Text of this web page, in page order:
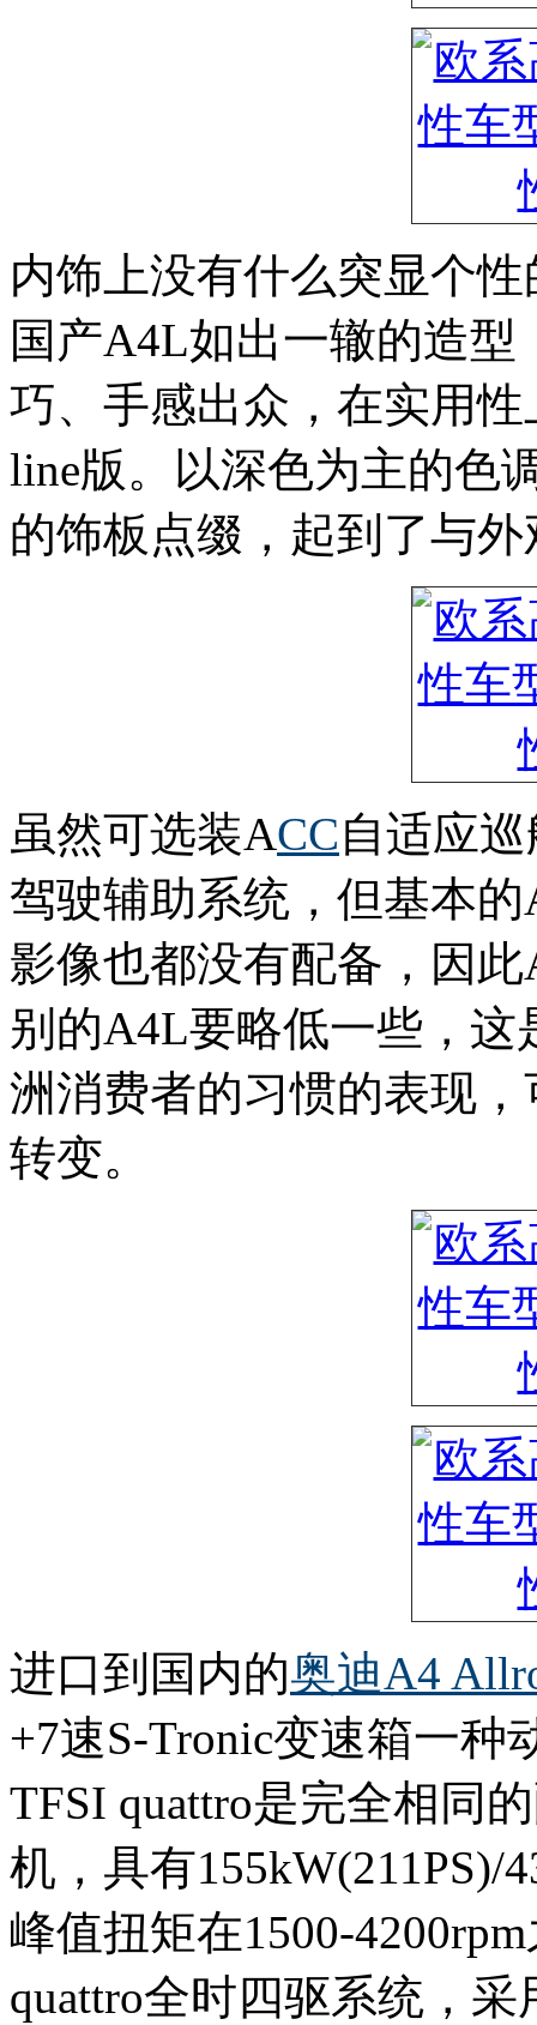
内饰上没有什么突显个
国产A4L如出一辙的造
巧、手感出众，在实用
line版。以深色为主的色
的饰板点缀，起到了与
虽然可选装ACC自适应
驾驶辅助系统，但基本
影像也都没有配备，因
别的A4L要略低一些，
洲消费者的习惯的表现
转变。
进口到国内的奥迪A4
+7速S-Tronic变速箱一种
TFSI quattro是完全相同
机，具有155kW(211PS)/
峰值扭矩在1500-
quattro全时四驱系统，